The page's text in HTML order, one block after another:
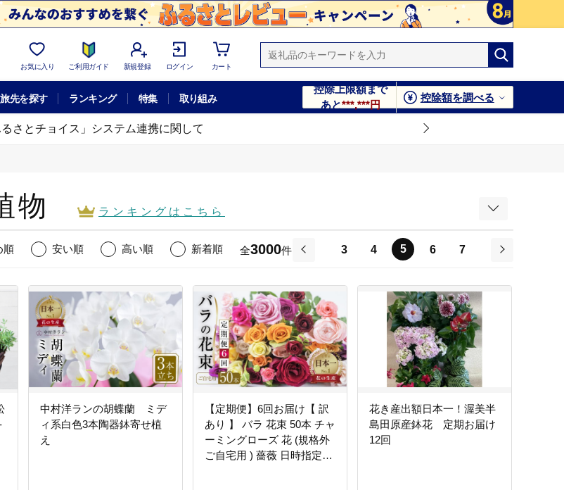
お気に入り ご利用ガイド 新規登録 ログイン カート
旅先を探す ランキング 特集 取り組み
控除上限額まで
あと***,***円
控除額を調べる
るさとチョイス」システム連携に関して
物 ランキング はこちら
順 安い順 高い順 新着順 全3000件
3 4 5 6
7
中村洋ランの胡蝶蘭 ミデ
ィ系白色3本陶器鉢寄せ植
え
【定期便】6回お届け【 訳
あり 】 バラ 花束 50本 チャ
ーミングローズ 花 (規格外
ご自宅用 ) 薔薇 日時指定可
花き産出額日本一！渥美半
島田原産鉢花 定期お届け
12回